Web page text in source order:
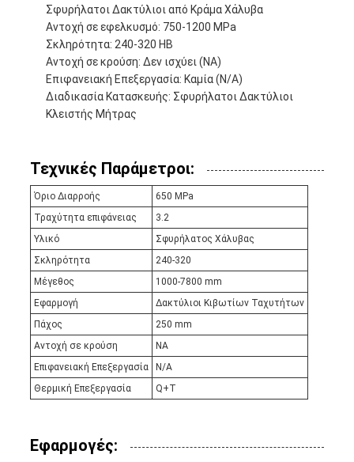
Σφυρήλατοι Δακτύλιοι από Κράμα Χάλυβα
Αντοχή σε εφελκυσμό: 750-1200 MPa
Σκληρότητα: 240-320 HB
Αντοχή σε κρούση: Δεν ισχύει (NA)
Επιφανειακή Επεξεργασία: Καμία (N/A)
Διαδικασία Κατασκευής: Σφυρήλατοι Δακτύλιοι
Κλειστής Μήτρας
Τεχνικές Παράμετροι:
Όριο Διαρροής
650 MPa
Τραχύτητα επιφάνειας
3.2
Υλικό
Σφυρήλατος Χάλυβας
Σκληρότητα
240-320
Μέγεθος
1000-7800 mm
Εφαρμογή
Δακτύλιοι Κιβωτίων Ταχυτήτων
Πάχος
250 mm
Αντοχή σε κρούση
NA
Επιφανειακή Επεξεργασία
N/A
Θερμική Επεξεργασία
Q+T
Εφαρμογές: